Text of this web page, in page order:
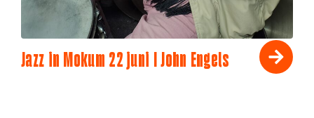
Jazz in Mokum 22 juni I John Engels